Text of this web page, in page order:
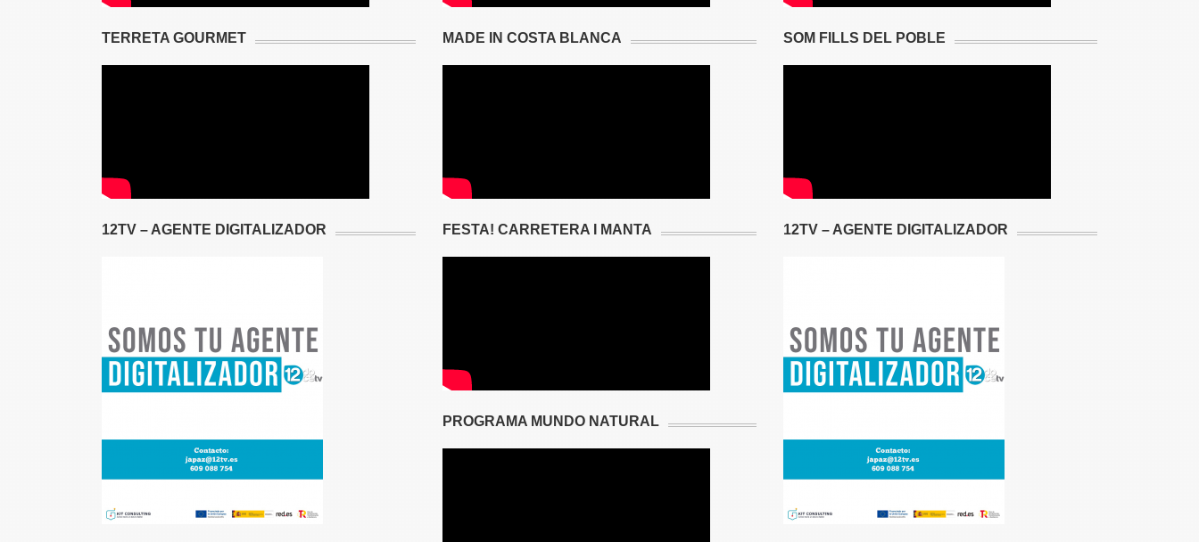
TERRETA GOURMET
12TV – AGENTE DIGITALIZADOR
MADE IN COSTA BLANCA
FESTA! CARRETERA I MANTA
PROGRAMA MUNDO NATURAL
SOM FILLS DEL POBLE
12TV – AGENTE DIGITALIZADOR